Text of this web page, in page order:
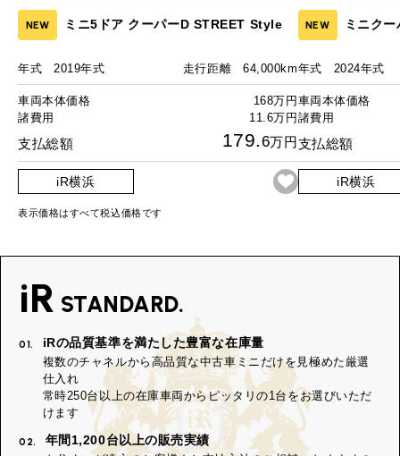
NEW ミニ5ドア クーパーD STREET Style
年式 2019年式 走行距離 64,000km
車両本体価格
168万円
諸費用
11.6万円
支払総額 179.6万円
iR横浜
NEW ミニク
年式 2024年式
車両本体価格
諸費用
支払総額
iR横浜
表示価格はすべて税込価格です
iR STANDARD.
01. iRの品質基準を満たした豊富な在庫量
複数のチャネルから高品質な中古車ミニだけを見極めた厳選
仕入れ
常時250台以上の在庫車両からピッタリの1台をお選びいただ
けます
02. 年間1,200台以上の販売実績